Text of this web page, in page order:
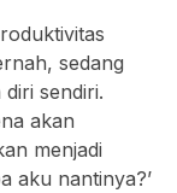
sedang
sendiri.
akan
menjadi
aku nantinya?’